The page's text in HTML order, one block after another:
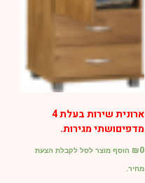
ארונית שירות בעלת 4
מדפיםושתי מגירות.
₪0
הוסף מוצר לסל לקבלת הצעת
מחיר.